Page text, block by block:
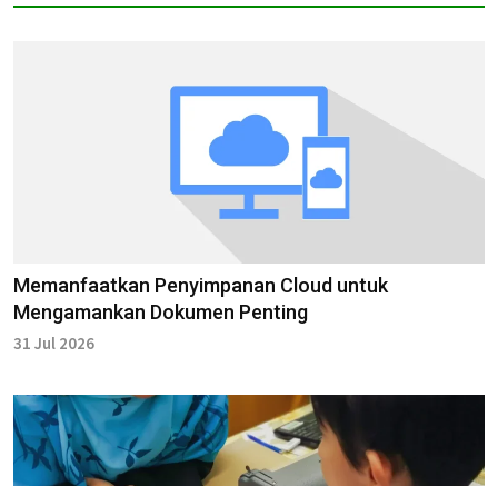
Memanfaatkan Penyimpanan Cloud untuk
Mengamankan Dokumen Penting
31 Jul 2026